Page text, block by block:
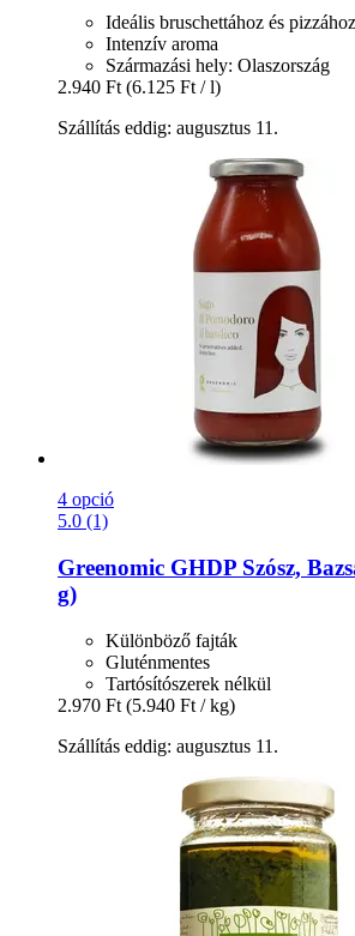
Ideális bruschettához és pizzához
Intenzív aroma
Származási hely: Olaszország
2.940 Ft (6.125 Ft / l)
Szállítás eddig: augusztus 11.
4 opció
5.0 (1)
Greenomic GHDP Szósz,
g)
Különböző fajták
Gluténmentes
Tartósítószerek nélkül
2.970 Ft (5.940 Ft / kg)
Szállítás eddig: augusztus 11.